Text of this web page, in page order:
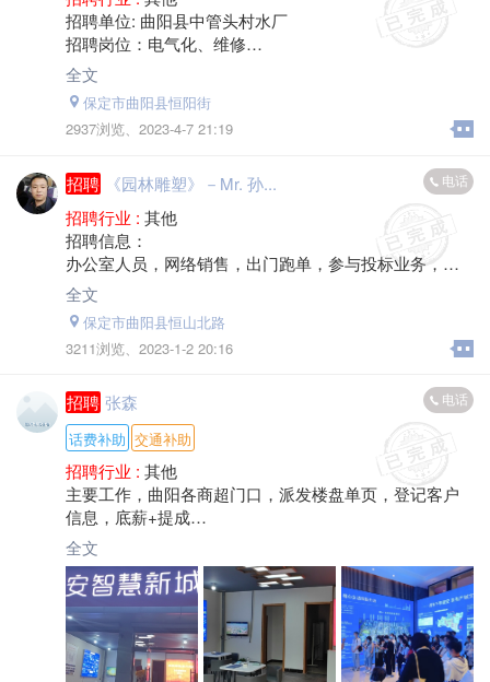
招聘单位: 曲阳县中管头村水厂
招聘岗位：电气化、维修
招聘人数：10人
工作地点：曲阳县燕赵镇中管头村
岗位职责：
1.主要负责高低压设备维护、维修、保养及调试。
原理图及接线图，具有变频器仪器仪表控制系统维护和
故障处理经验。
3.低压电器件功能及更换。
任职要求：
1、专业：机械设计制造及其自动化、电气自动化、机电
等
相关专业优先；
2、从事过机电相关工作，能够独立完成机械、电控、有
3、大专及以上学历、有工作经验者优先录用。
待遇：底薪+补助+“三险”+奖金
咨询电话：
联系人：冉女士
电 话：*****8110
全文
保定市曲阳县恒阳街
2937浏览、 2023-4-7 21:19
招聘 《园林雕塑》－Mr. 孙... 电话
招聘行业 : 其他
招聘信息：
办公室人员，网络销售，出门跑单，参与投标业务，工
地负责人，2-5人，男士、雕塑公司工作者优先。工资待
遇或合作模式面谈\'，联系电话:*****4076
全文
保定市曲阳县恒山北路
3211浏览、 2023-1-2 20:16
招聘 张森 电话
话费补助 交通补助
招聘行业 : 其他
主要工作，曲阳各商超门口，派发楼盘单页，登记客户
信息，底薪+提成
报名电话：*****3136
全文